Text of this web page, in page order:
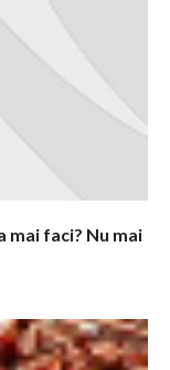
mai faci? Nu mai